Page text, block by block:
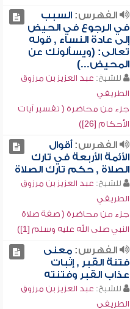
الفهرس:السبب
في الرجوع في الحيض
إلى عادة النساء , قوله
تعالى: (ويسألونك عن
المحيض...)
للشيخ: عبد العزيز بن مرزوق
الطريفي
جزء من محاضرة ( تفسير آيات
الأحكام [26])
الفهرس:أقوال
الأئمة الأربعة في تارك
الصلاة , حكم تارك الصلاة
للشيخ: عبد العزيز بن مرزوق
الطريفي
جزء من محاضرة ( صفة صلاة
النبي صلى الله عليه وسلم [1])
الفهرس:معنى
فتنة القبر , إثبات
عذاب القبر وفتنته
للشيخ: عبد العزيز بن مرزوق
الطريفي